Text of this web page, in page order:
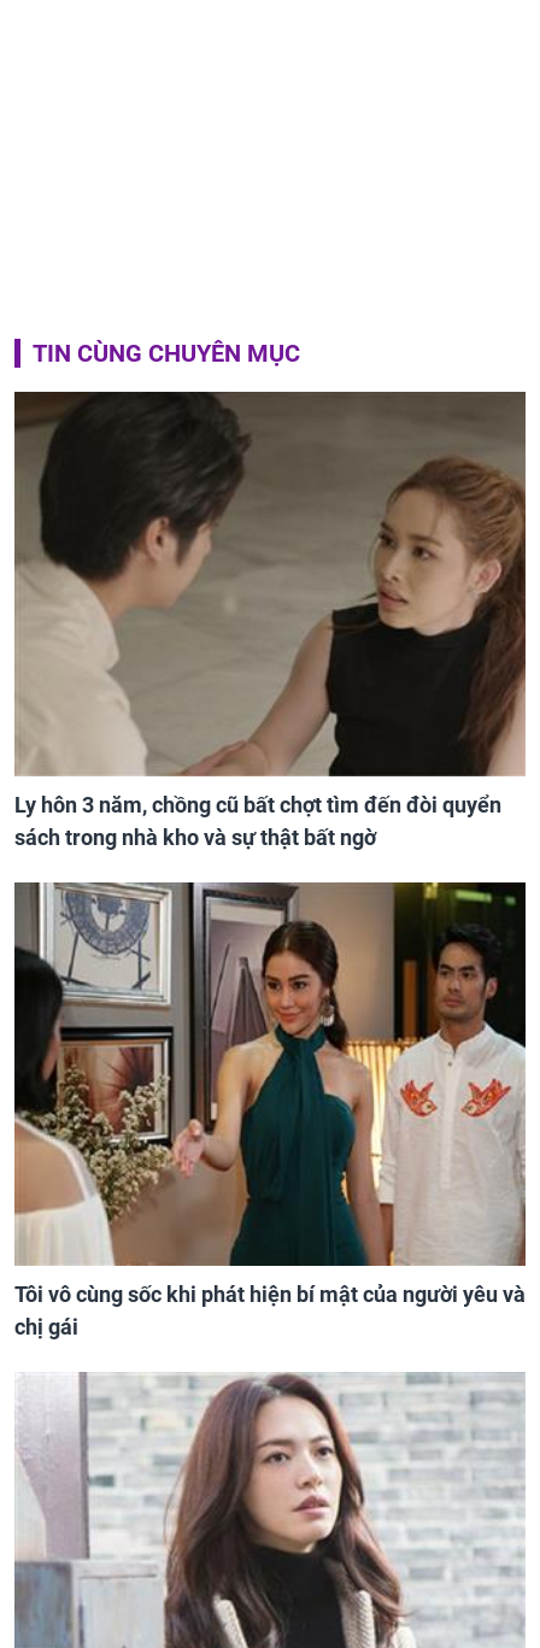
TIN CÙNG CHUYÊN MỤC
Ly hôn 3 năm, chồng cũ bất chợt tìm đến đòi quyển
sách trong nhà kho và sự thật bất ngờ
Tôi vô cùng sốc khi phát hiện bí mật của người yêu và
chị gái